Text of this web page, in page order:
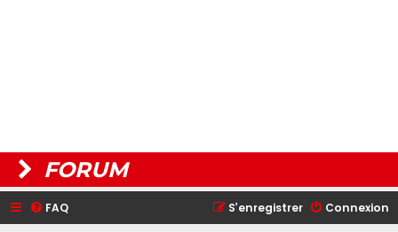
FORUM
FAQ Connexion
S’enregistrer